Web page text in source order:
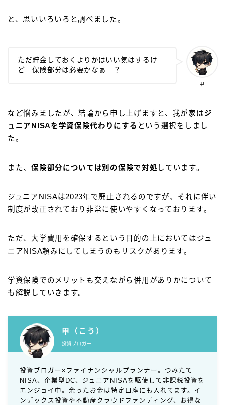
と、思いいろいろと調べました。
甲
ただ貯金しておくよりかはいい気はするけ
ど…保険部分は必要かなぁ…？
など悩みましたが、結論から申し上げますと、我が家はジ
ュニアNISAを学資保険代わりにする という選択をしまし
た。
また、保険部分については別の保険で対処 しています。
ジュニアNISAは2023年で廃止されるのですが、それに伴い
制度が改正されており非常に使いやすくなっております。
ただ、大学費用を確保するという目的の上においてはジュ
ニアNISA頼みにしてしまうのもリスクがあります。
学資保険でのメリットも交えながら併用がありかについて
も解説していきます。
甲（こう）
投資ブロガー
投資ブロガー×ファイナンシャルプランナー。つみたて
NISA、企業型DC、ジュニアNISAを駆使して非課税投資を
エンジョイ中。余ったお金は特定口座にも入れてます。イ
ンデックス投資や不動産クラウドファンディング、お得な